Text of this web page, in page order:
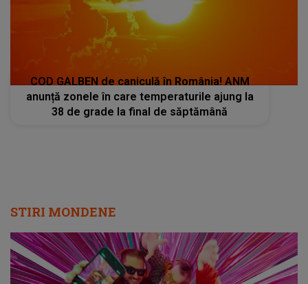
COD GALBEN de caniculă în România! ANM
anunță zonele în care temperaturile ajung la
38 de grade la final de săptămână
STIRI MONDENE